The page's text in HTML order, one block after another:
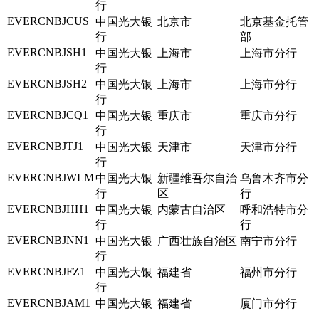
行
EVERCNBJCUS 中国光大银
行
北京市
北京基金托管
部
EVERCNBJSH1
中国光大银
行
上海市 上海市分行
EVERCNBJSH2
中国光大银
行
上海市 上海市分行
EVERCNBJCQ1
中国光大银
行
重庆市 重庆市分行
EVERCNBJTJ1
中国光大银
行
天津市 天津市分行
EVERCNBJWLM中国光大银
行
新疆维吾尔自治
区
乌鲁木齐市分
行
EVERCNBJHH1
中国光大银
行
内蒙古自治区
呼和浩特市分
行
EVERCNBJNN1
中国光大银
行
广西壮族自治区 南宁市分行
EVERCNBJFZ1
中国光大银
行
福建省 福州市分行
EVERCNBJAM1 中国光大银 福建省 厦门市分行